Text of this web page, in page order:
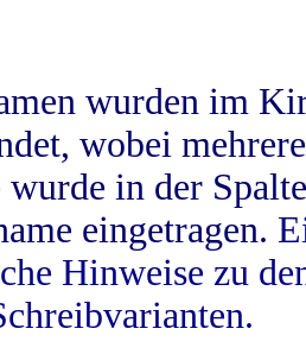
wurden im
wobei
in der
eingetragen.
Hinweise zu